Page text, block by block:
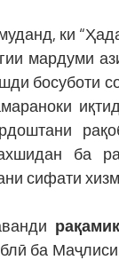
ки
мардуми
босуботи
ба
сифати
ба